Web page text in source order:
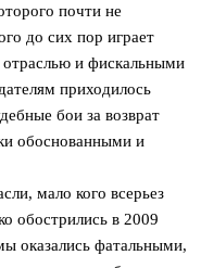
почти не
до сих пор играет
и фискальными
приходилось
бои за возврат
обоснованными и
мало кого всерьез
обострились в 2009
оказались фатальными,